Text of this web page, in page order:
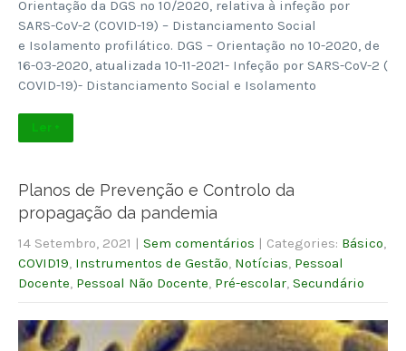
Orientação da DGS nº 10/2020, relativa à infeção por
SARS-CoV-2 (COVID-19) – Distanciamento Social
e Isolamento profilático. DGS – Orientação nº 10-2020, de
16-03-2020, atualizada 10-11-2021- Infeção por SARS-CoV-2 (
COVID-19)- Distanciamento Social e Isolamento
Ler +
Planos de Prevenção e Controlo da
propagação da pandemia
14 Setembro, 2021 | Sem comentários | Categories: Básico
COVID19 Instrumentos de Gestão Notícias Pessoal
Docente Pessoal Não Docente Pré-escolar Secundário